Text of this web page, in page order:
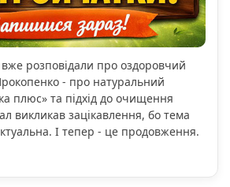
розповідали про оздоровчий
- про натуральний
плюс» та підхід до очищення
викликав зацікавлення, бо тема
І тепер - це продовження.